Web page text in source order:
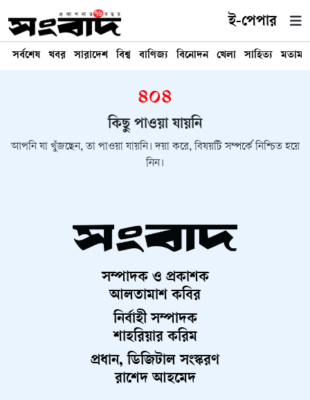
ই-পেপার
সর্বশেষ খবর সারাদেশ বিশ্ব বাণিজ্য বিনোদন খেলা সাহিত্য মতামত
৪০৪
কিছু পাওয়া যায়নি
আপনি যা খুঁজছেন, তা পাওয়া যায়নি। দয়া করে, বিষয়টি সম্পর্কে নিশ্চিত হয়ে
নিন।
সম্পাদক ও প্রকাশক
আলতামাশ কবির
নির্বাহী সম্পাদক
শাহরিয়ার করিম
প্রধান, ডিজিটাল সংস্করণ
রাশেদ আহমেদ